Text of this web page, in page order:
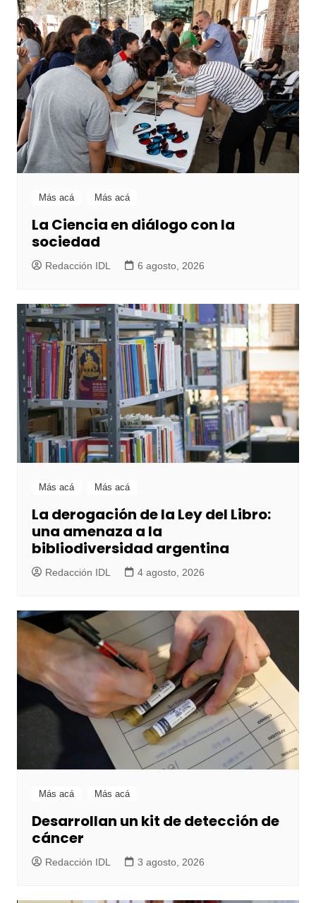
Más acá Más acá
La Ciencia en diálogo con la
sociedad
Redacción IDL 6 agosto, 2026
Más acá Más acá
La derogación de la Ley del Libro:
una amenaza a la
bibliodiversidad argentina
Redacción IDL 4 agosto, 2026
Más acá Más acá
Desarrollan un kit de detección de
cáncer
Redacción IDL 3 agosto, 2026